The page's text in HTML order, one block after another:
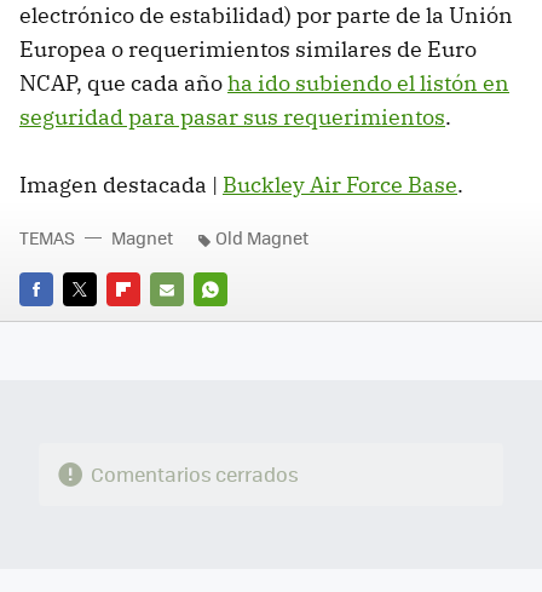
electrónico de estabilidad) por parte de la Unión
Europea o requerimientos similares de Euro
NCAP, que cada añoha ido subiendo el listón en
seguridad para pasar sus requerimientos.
Imagen destacada | Buckley Air Force Base.
FACEBOOK
TWITTERFLIPBOARD
E-
WHATSAPP
TEMAS Magnet Old Magnet
Comentarios cerrados